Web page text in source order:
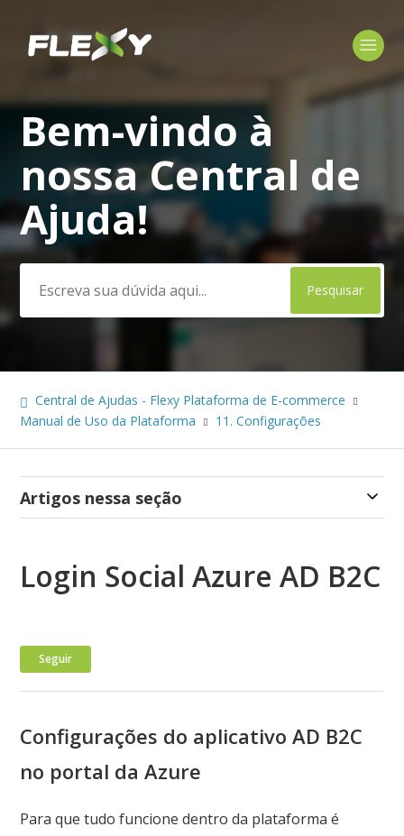
Pesquisa
Bem-vindo à
nossa Central de
Ajuda!
Central de Ajudas - Flexy Plataforma de E-commerce
Manual de Uso da Plataforma
11. Configurações
Artigos nessa seção
Login Social Azure AD B2C
Seguir
Configurações do aplicativo AD B2C
no portal da Azure
Para que tudo funcione dentro da plataforma é